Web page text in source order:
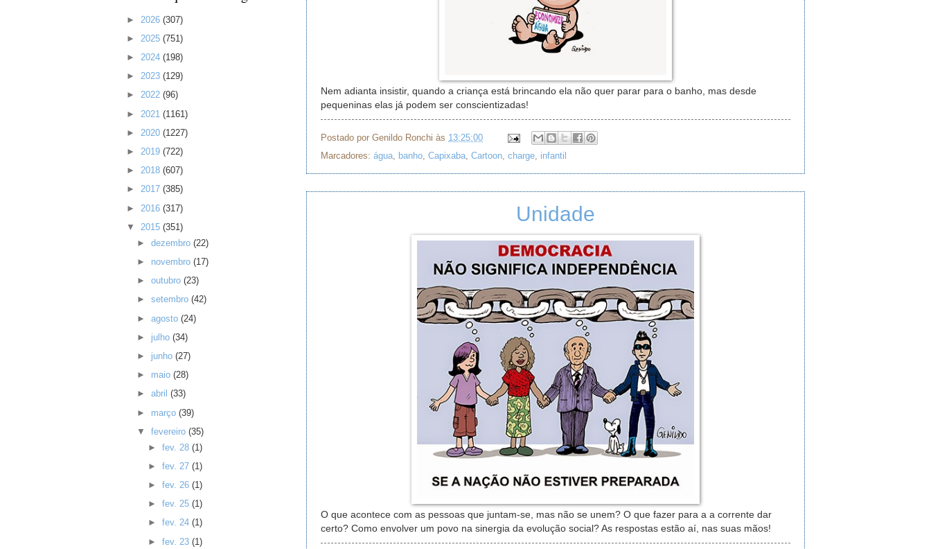
Nem adianta insistir, quando a criança está brincando ela não quer parar para o banho, mas desde
pequeninas elas já podem ser conscientizadas!
Postado por Genildo Ronchi às 13:25:00
Marcadores: água, banho, Capixaba, Cartoon, charge, infantil
Unidade
O que acontece com as pessoas que juntam-se, mas não se unem? O que fazer para a a corrente dar
certo? Como envolver um povo na sinergia da evolução social? As respostas estão aí, nas suas mãos!
► 2026 (307)
► 2025 (751)
► 2024 (198)
► 2023 (129)
► 2022 (96)
► 2021 (1161)
► 2020 (1227)
► 2019 (722)
► 2018 (607)
► 2017 (385)
► 2016 (317)
▼ 2015 (351)
►dezembro(22)
► novembro(17)
►outubro(23)
►setembro(42)
►agosto(24)
► julho(34)
► junho(27)
► maio(28)
►abril(33)
► março(39)
▼fevereiro(35)
► fev. 28 (1)
► fev. 27 (1)
► fev. 26 (1)
► fev. 25 (1)
► fev. 24 (1)
► fev. 23 (1)